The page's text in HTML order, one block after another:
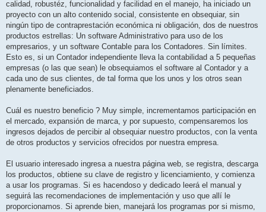
calidad, robustéz, funcionalidad y facilidad en el manejo, ha iniciado un
proyecto con un alto contenido social, consistente en obsequiar, sin
ningún tipo de contraprestación económica ni obligación, dos de nuestros
productos estrellas: Un software Administrativo para uso de los
empresarios, y un software Contable para los Contadores. Sin límites.
Esto es, si un Contador independiente lleva la contabilidad a 5 pequeñas
empresas (o las que sean) le obsequiamos el software al Contador y a
cada uno de sus clientes, de tal forma que los unos y los otros sean
plenamente beneficiados.
Cuál es nuestro beneficio ? Muy simple, incrementamos participación en
el mercado, expansión de marca, y por supuesto, compensaremos los
ingresos dejados de percibir al obsequiar nuestro productos, con la venta
de otros productos y servicios ofrecidos por nuestra empresa.
El usuario interesado ingresa a nuestra página web, se registra, descarga
los productos, obtiene su clave de registro y licenciamiento, y comienza
a usar los programas. Si es hacendoso y dedicado leerá el manual y
seguirá las recomendaciones de implementación y uso que allí le
proporcionamos. Si aprende bien, manejará los programas por si mismo,